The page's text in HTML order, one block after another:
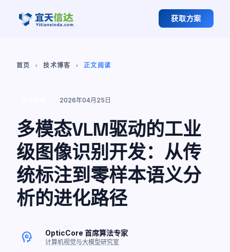
获取方案
首页 chevron_right 技术博客 chevron_right 正文阅读
2026年04月25日
多模态VLM驱动的工业
级图像识别开发：从传
统标注到零样本语义分
析的进化路径
psychology OpticCore 首席算法专家
计算机视觉与大模型研究室